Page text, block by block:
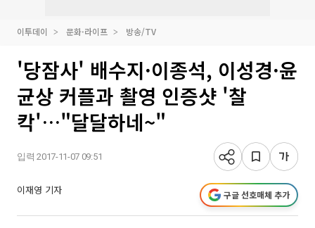
이투데이 문화·라이프 방송/TV
'당잠사' 배수지·이종석, 이성경·윤
균상 커플과 촬영 인증샷 '찰
칵'…"달달하네~"
입력 2017-11-07 09:51
이재영 기자 구글 선호매체 추가